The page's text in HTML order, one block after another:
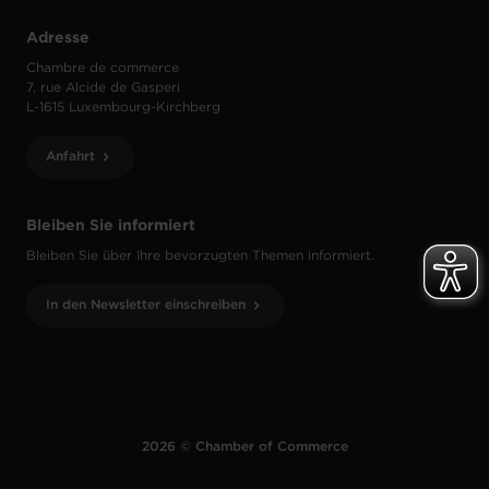
Bleiben Sie informiert
Bleiben Sie über Ihre bevorzugten Themen informiert.
In den Newsletter einschreiben
Adresse
Chambre de commerce
7, rue Alcide de Gasperi
L-1615 Luxembourg-Kirchberg
Anfahrt
2026 © Chamber of Commerce